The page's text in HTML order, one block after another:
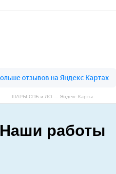
ШАРЫ СПБ и ЛО — Яндекс Карты
Наши работы